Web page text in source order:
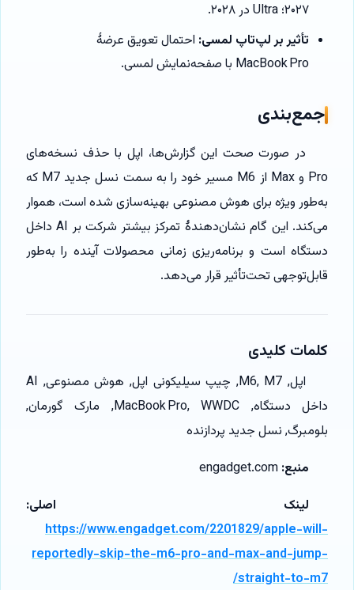
۲۰۲۷؛ Ultra در ۲۰۲۸.
تأثیر بر لپ‌تاپ لمسی: احتمال تعویق عرضهٔ
MacBook Pro با صفحه‌نمایش لمسی.
جمع‌بندی
در صورت صحت این گزارش‌ها، اپل با حذف نسخه‌های
Pro و Max از M6 مسیر خود را به سمت نسل جدید M7 که
به‌طور ویژه برای هوش مصنوعی بهینه‌سازی شده است، هموار
می‌کند. این گام نشان‌دهندهٔ تمرکز بیشتر شرکت بر AI داخل
دستگاه است و برنامه‌ریزی زمانی محصولات آینده را به‌طور
قابل‌توجهی تحت‌تأثیر قرار می‌دهد.
کلمات کلیدی
اپل, M6, M7, چیپ سیلیکونی اپل, هوش مصنوعی, AI
داخل دستگاه, MacBook Pro, WWDC, مارک گورمان,
بلومبرگ, نسل جدید پردازنده
منبع:
لینک اصلی:
https://www.engadget.com/2201829/apple-will-
reportedly-skip-the-m6-pro-and-max-and-jump-
straight-to-m7/